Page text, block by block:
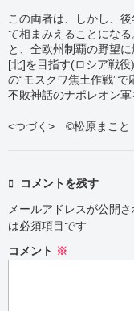
この両者は、しかし、
て相まみえることにな
と、全欧州制覇の野望
[北]を目指す(ロシア戦
の“モスクワ焦土作戦”で
不敗神話のナポレオン軍
<つづく> ©松原まこと
コメントを残す
メールアドレスが公開
は必須項目です
コメント ※